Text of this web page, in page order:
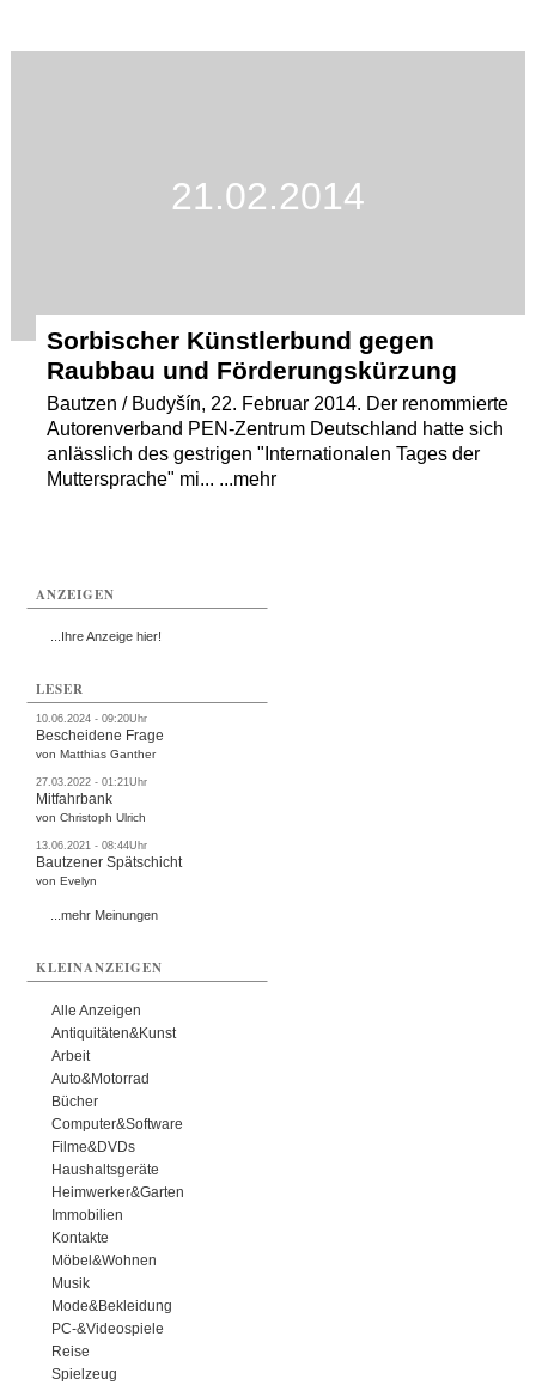
21.02.2014
Sorbischer Künstlerbund gegen
Raubbau und Förderungskürzung
Bautzen / Budyšín, 22. Februar 2014. Der renommierte
Autorenverband PEN-Zentrum Deutschland hatte sich
anlässlich des gestrigen "Internationalen Tages der
Muttersprache" mi... ...mehr
ANZEIGEN
...Ihre Anzeige hier!
LESER
10.06.2024 - 09:20Uhr
Bescheidene Frage
von Matthias Ganther
27.03.2022 - 01:21Uhr
Mitfahrbank
von Christoph Ulrich
13.06.2021 - 08:44Uhr
Bautzener Spätschicht
von Evelyn
...mehr Meinungen
KLEINANZEIGEN
Alle Anzeigen
Antiquitäten&Kunst
Arbeit
Auto&Motorrad
Bücher
Computer&Software
Filme&DVDs
Haushaltsgeräte
Heimwerker&Garten
Immobilien
Kontakte
Möbel&Wohnen
Musik
Mode&Bekleidung
PC-&Videospiele
Reise
Spielzeug